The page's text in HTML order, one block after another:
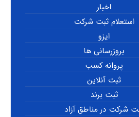
اخبار
استعلام ثبت شرکت
ایزو
بروزرسانی ها
پروانه کسب
ثبت آنلاین
ثبت برند
شرکت در مناطق آزاد